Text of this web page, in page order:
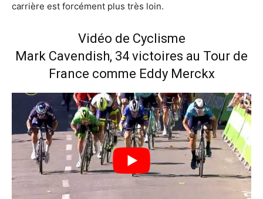
carrière est forcément plus très loin.
Vidéo de Cyclisme
Mark Cavendish, 34 victoires au Tour de
France comme Eddy Merckx